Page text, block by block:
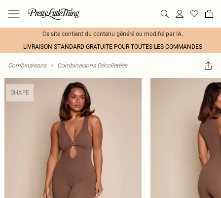
Ce site contient du contenu généré ou modifié par IA.
LIVRAISON STANDARD GRATUITE POUR TOUTES LES COMMANDES
Combinaisons > Combinaisons Décolletées
SHAPE